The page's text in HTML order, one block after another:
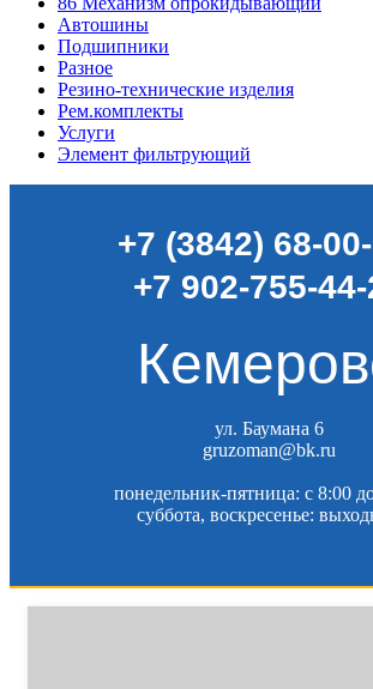
Автошины
Подшипники
Разное
Резино-технические изделия
Рем.комплекты
Услуги
Элемент фильтрующий
+7 (3842) 68-
+7 902-755-
ул. Баумана 6
gruzoman@bk.ru
понедельник-пятница: c 8:00
суббота, воскресенье: